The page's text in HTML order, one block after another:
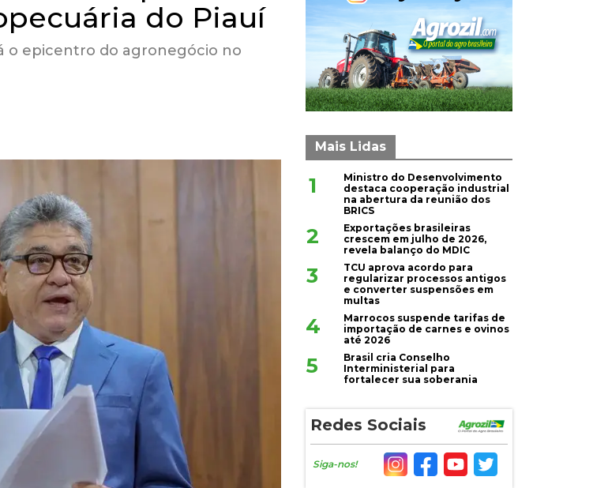
do Piauí
o epicentro do agronegócio no
Mais Lidas
1
Ministro do Desenvolvimento
destaca cooperação industrial
na abertura da reunião dos
BRICS
2
Exportações brasileiras
crescem em julho de 2026,
revela balanço do MDIC
3
TCU aprova acordo para
regularizar processos antigos
e converter suspensões em
multas
4
Marrocos suspende tarifas de
importação de carnes e ovinos
até 2026
5
Brasil cria Conselho
Interministerial para
fortalecer sua soberania
Redes Sociais
Siga-nos!